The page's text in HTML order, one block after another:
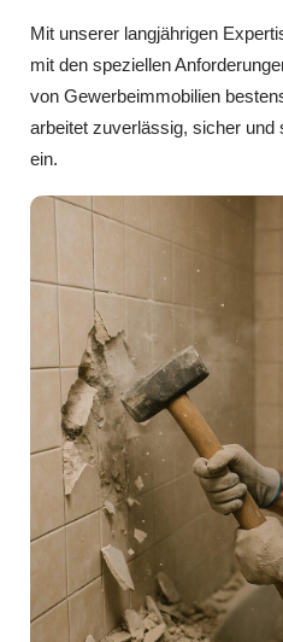
Mit unserer langjährigen
mit den speziellen
von Gewerbeimmobilien
arbeitet zuverlässig, sicher und
ein.